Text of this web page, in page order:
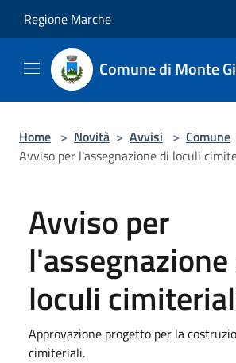
Regione Marche
Comune di Monte
Home > Novità > Avvisi > Comune
Avviso per l'assegnazione di loculi
Avviso per
loculi
Approvazione progetto per la
cimiteriali.